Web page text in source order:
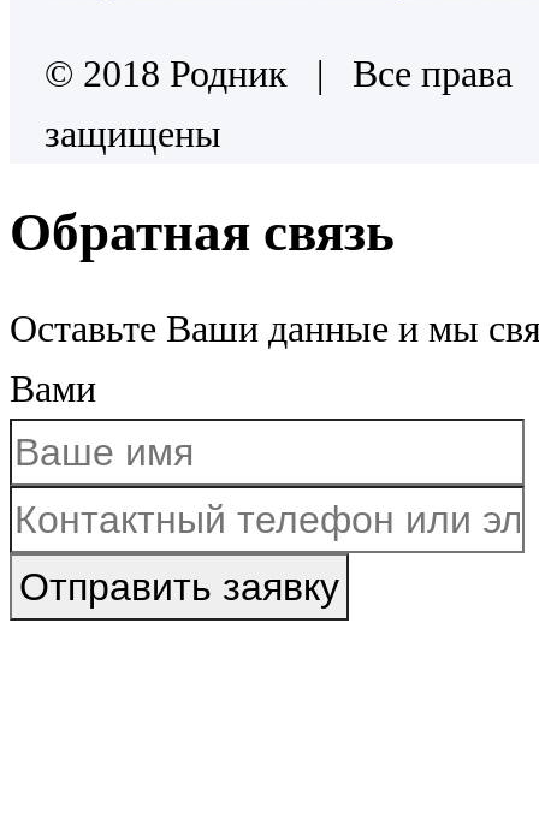
© 2018 Родник | Все права
защищены
Обратная связь
Оставьте Ваши данные и мы
Вами